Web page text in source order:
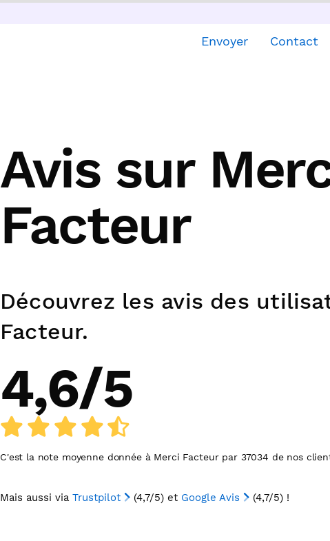
Envoyer Contact
Avis sur
Facteur
Découvrez les avis des
Facteur.
4,6/5
C'est la note moyenne donnée à Merci Facteurpar 37034 de nos
Mais aussi via Trustpilot (4,7/5) et Google Avis (4,7/5) !